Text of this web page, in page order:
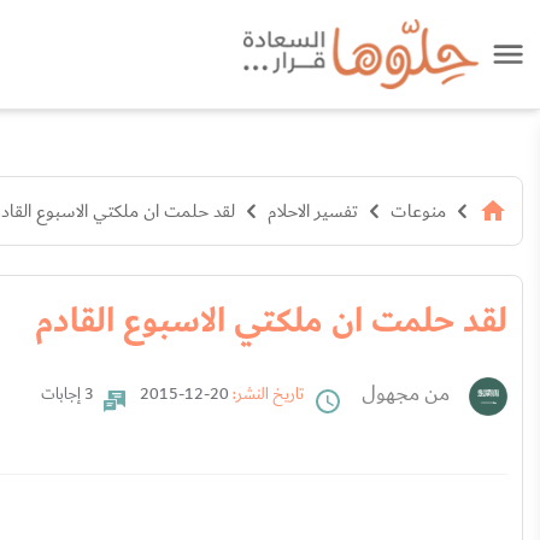
منوعات تفسير الاحلام لقد حلمت ان ملكتي الاسبوع
لقد حلمت ان ملكتي الاسبوع القادم
من مجهول تاريخ النشر: 3 إجابات